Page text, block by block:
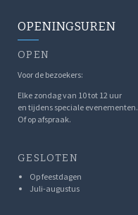
OPENINGSUREN
OPEN
Voor de bezoekers:
Elke zondag van 10 tot 12 uur
en tijdens speciale evenementen.
Of op afspraak.
GESLOTEN
Op feestdagen
Juli-augustus